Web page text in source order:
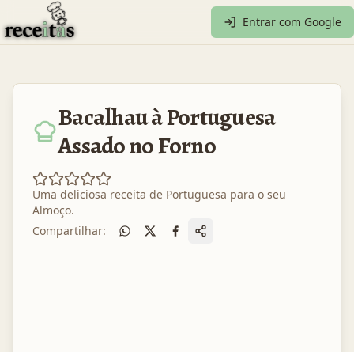
Entrar com Google
Bacalhau à Portuguesa
Assado no Forno
Uma deliciosa receita de Portuguesa para o seu
Almoço.
Compartilhar: